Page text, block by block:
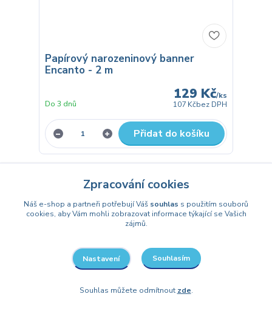
Papírový narozeninový banner
Encanto - 2 m
129 Kč/ks
107 Kčbez DPH
Do 3 dnů
Přidat do košíku
strana z 1
Vyberte si z naší nabídky barevných balónků,
girland, talířů a dalších dekorací, které snadno
Zpracování cookies
Náš e-shop a partneři potřebují Váš souhlas s použitím souborů
cookies, aby Vám mohli zobrazovat informace týkající se Vašich
zájmů.
Nastavení Souhlasím
Souhlas můžete odmítnout zde.